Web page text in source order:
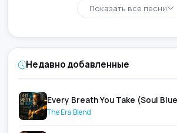
Показать все песни
Недавно добавленные
Every Breath You Take (Soul
The Era Blend